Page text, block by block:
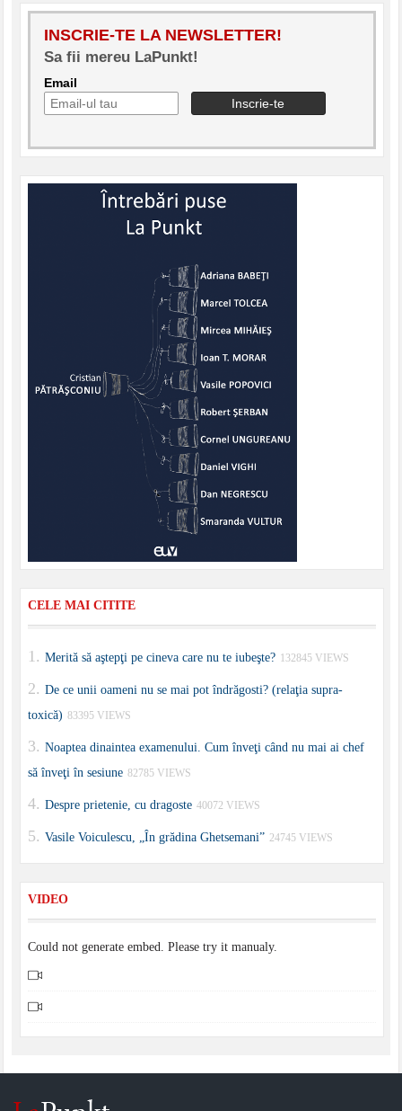
INSCRIE-TE LA NEWSLETTER!
Sa fii mereu LaPunkt!
Email
CELE MAI CITITE
Merită să aştepţi pe cineva care nu te iubeşte? 132845 VIEWS
De ce unii oameni nu se mai pot îndrăgosti? (relaţia supra-
toxică) 83395 VIEWS
Noaptea dinaintea examenului. Cum înveţi când nu mai ai chef
să înveţi în sesiune 82785 VIEWS
Despre prietenie, cu dragoste 40072 VIEWS
Vasile Voiculescu, „În grădina Ghetsemani” 24745 VIEWS
VIDEO
Could not generate embed. Please try it manualy.